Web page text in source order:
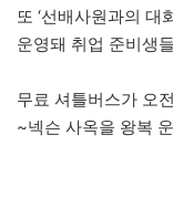
또 ‘선배사원과의 대
운영돼 취업 준비생
무료 셔틀버스가 오
~넥슨 사옥을 왕복